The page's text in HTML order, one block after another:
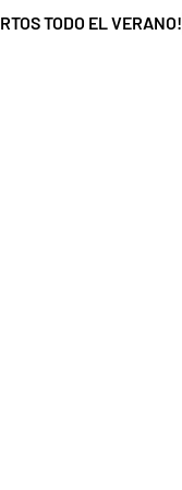
TODO EL VERANO!